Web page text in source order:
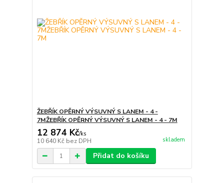
ŽEBŘÍK OPĚRNÝ VÝSUVNÝ S LANEM - 4 -
7MŽEBŘÍK OPĚRNÝ VÝSUVNÝ S LANEM - 4 - 7M
12 874 Kč/ks
10 640 Kč bez DPH skladem
Přidat do košíku